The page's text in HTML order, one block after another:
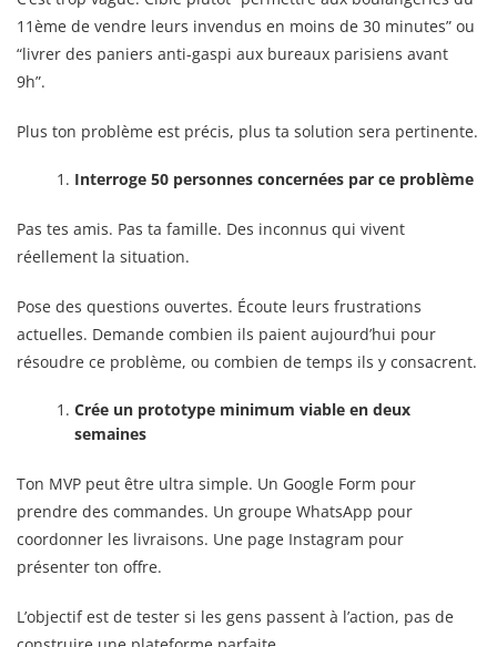
11ème de vendre leurs invendus en moins de 30 minutes” ou
“livrer des paniers anti-gaspi aux bureaux parisiens avant
9h”.
Plus ton problème est précis, plus ta solution sera pertinente.
Interroge 50 personnes concernées par ce problème
Pas tes amis. Pas ta famille. Des inconnus qui vivent
réellement la situation.
Pose des questions ouvertes. Écoute leurs frustrations
actuelles. Demande combien ils paient aujourd’hui pour
résoudre ce problème, ou combien de temps ils y consacrent.
Crée un prototype minimum viable en deux
semaines
Ton MVP peut être ultra simple. Un Google Form pour
prendre des commandes. Un groupe WhatsApp pour
coordonner les livraisons. Une page Instagram pour
présenter ton offre.
L’objectif est de tester si les gens passent à l’action, pas de